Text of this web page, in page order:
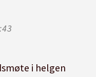
i helgen